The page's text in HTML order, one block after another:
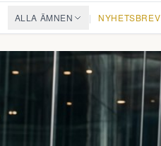
ALLA ÄMNEN | NYHETSBREV